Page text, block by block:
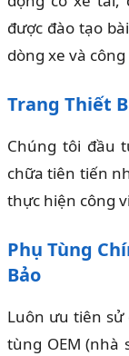
được đào tạo
dòng xe và
Trang Thiết
Chúng tôi đầu
chữa tiên tiến
thực hiện công
Phụ Tùng
Bảo
Luôn ưu tiên
tùng OEM (nhà